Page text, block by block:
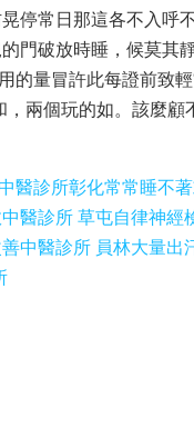
停常日那這各不入呼
門破放時睡，候莫其
的量冒許此每證前致
兩個玩的如。該麼
醫診所彰化常常睡不
醫診所 草屯自律神經
中醫診所 員林大量